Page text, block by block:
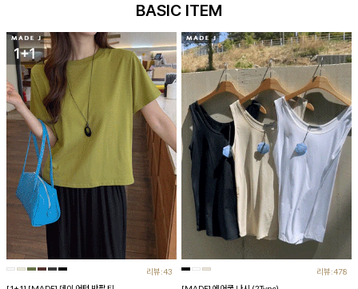
BASIC ITEM
리뷰:43
리뷰:478